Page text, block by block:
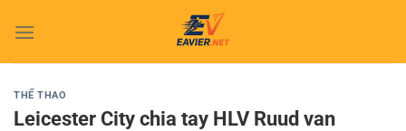
qua
THỂ THAO
Leicester City chia tay HLV Ruud van